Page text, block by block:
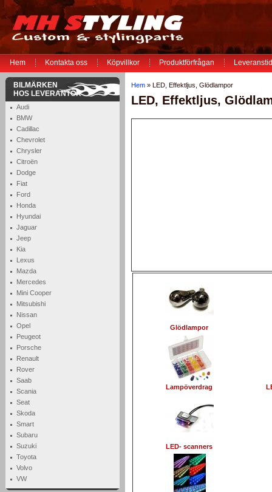
Hem Kontakta oss Köpvillkor Produktförfrågan
BILMÄRKEN
HOS LEVERANTÖR
Audi
BMW
Cadillac
Chevrolet
Chrysler
Citroën
Dodge
Fiat
Ford
Honda
Hyundai
Jaguar
Jeep
Kia
Lexus
Mazda
Mercedes
Mini Cooper
Mitsubishi
Nissan
Opel
Peugeot
Porsche
Renault
Rover
Saab
Scania
Seat
Skoda
Smart
Subaru
Suzuki
Toyota
Volvo
VW
Hem » LED, Effektljus, Glödlampor
LED, Effektljus,
Glödlampor
Lampöverdrag
LED- scanners